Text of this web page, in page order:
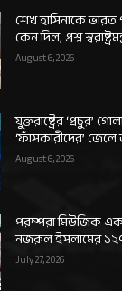
শেখ হাসিনাকে
কেন দিল, প্রশ্ন
August 6, 2026
যুক্তরাষ্ট্রের ‘প্রচুর’
‘ফাঁসকারীদের’ জেলে
August 6, 2026
পরম্পরা মিউজিক
নজরুল ইসলামের
July 27, 2026